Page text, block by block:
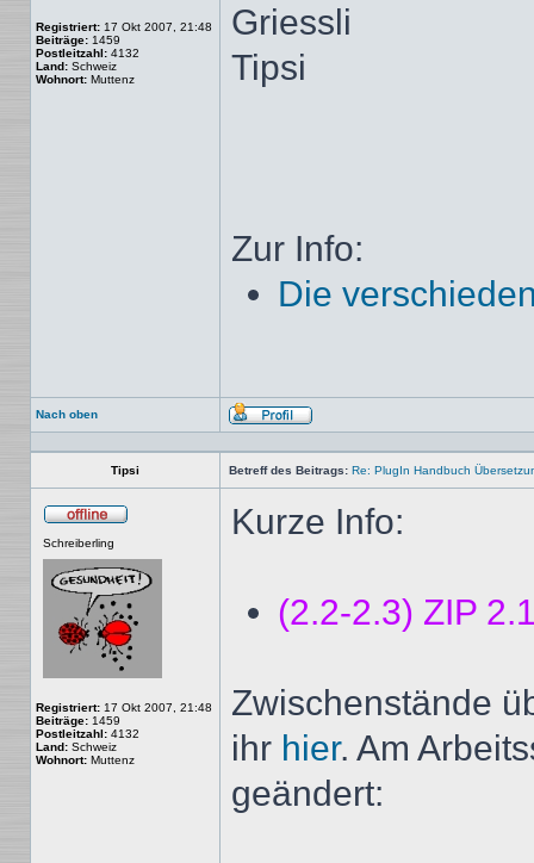
Registriert: 17 Okt 2007, 21:48
Beiträge: 1459
Postleitzahl: 4132
Land: Schweiz
Wohnort: Muttenz
Griessli
Tipsi
Zur Info:
Die
Nach oben
Profil
Tipsi Betreff des Beitrags: Re: PlugIn Handbuch
Schreiberling
Registriert: 17 Okt 2007, 21:48
Beiträge: 1459
Postleitzahl: 4132
Land: Schweiz
Wohnort: Muttenz
Kurze Info:
(2.2-2.3) ZIP
Zwischenstände
ihr hier. Am
geändert: